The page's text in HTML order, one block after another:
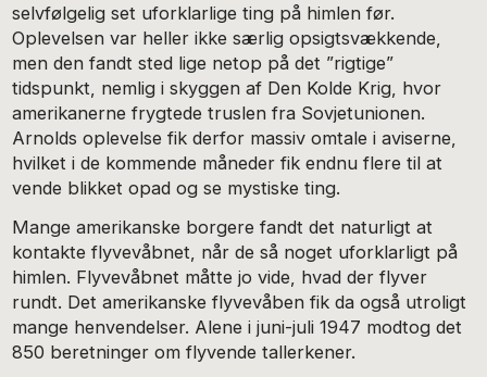
selvfølgelig set uforklarlige ting på himlen før.
Oplevelsen var heller ikke særlig opsigtsvækkende,
men den fandt sted lige netop på det ”rigtige”
tidspunkt, nemlig i skyggen af Den Kolde Krig, hvor
amerikanerne frygtede truslen fra Sovjetunionen.
Arnolds oplevelse fik derfor massiv omtale i aviserne,
hvilket i de kommende måneder fik endnu flere til at
vende blikket opad og se mystiske ting.
Mange amerikanske borgere fandt det naturligt at
kontakte flyvevåbnet, når de så noget uforklarligt på
himlen. Flyvevåbnet måtte jo vide, hvad der flyver
rundt. Det amerikanske flyvevåben fik da også utroligt
mange henvendelser. Alene i juni-juli 1947 modtog det
850 beretninger om flyvende tallerkener.